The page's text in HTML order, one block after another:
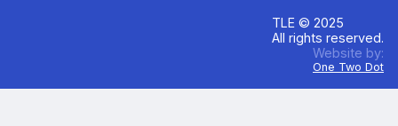
TLE © 2025
All rights reserved.
Website by:
One Two Dot